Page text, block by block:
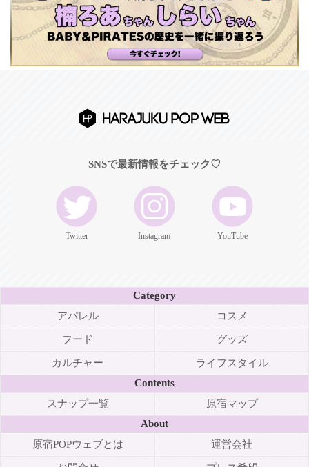
SNSで最新情報をチェック♡
Twitter Instagram YouTube
Category
アパレル
コスメ
フード グッズ
カルチャー
ライフスタイル
Contents
スナップ一覧
原宿マップ
About
原宿POPウェブとは
運営会社